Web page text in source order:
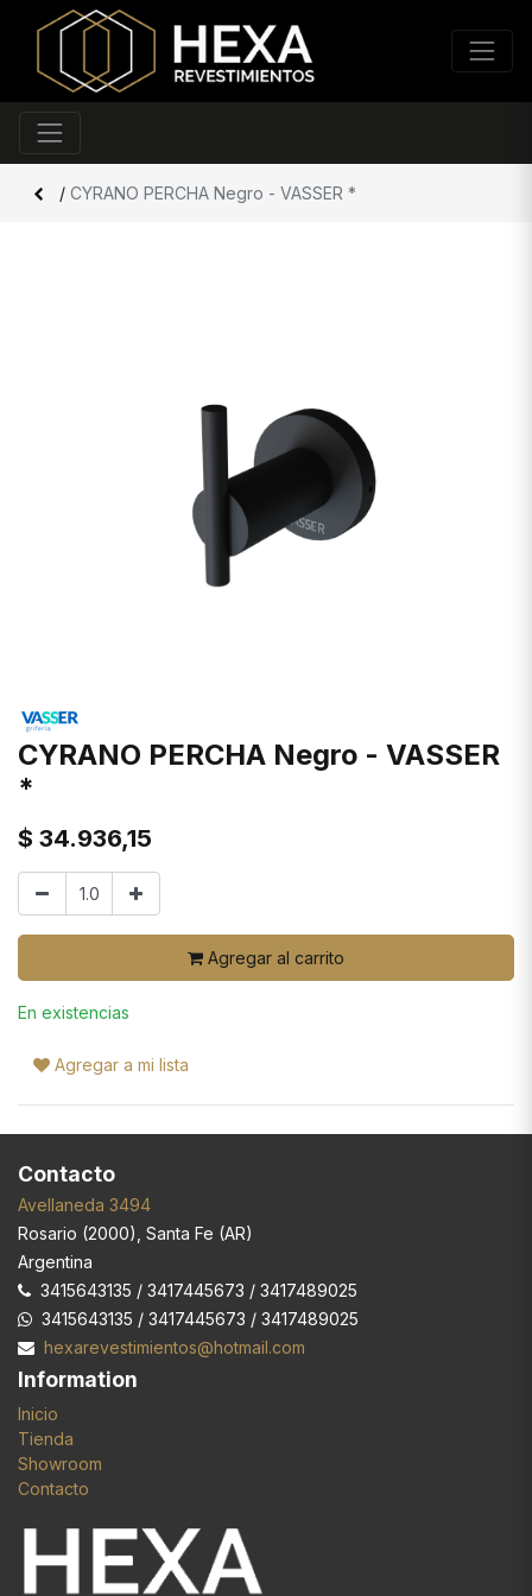
/ CYRANO PERCHA Negro - VASSER *
CYRANO PERCHA Negro - VASSER
*
$ 34.936,15
Agregar al carrito
En existencias
Agregar a mi lista
Contacto
Avellaneda 3494
Rosario (2000), Santa Fe (AR)
Argentina
3415643135 / 3417445673 / 3417489025
3415643135 / 3417445673 / 3417489025
hexarevestimientos@hotmail.com
Information
Inicio
Tienda
Showroom
Contacto